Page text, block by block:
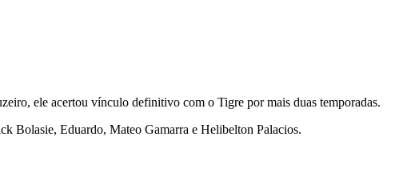
ele acertou vínculo definitivo com o Tigre por mais duas temporadas.
Bolasie, Eduardo, Mateo Gamarra e Helibelton Palacios.